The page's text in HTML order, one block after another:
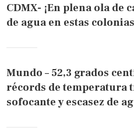
CDMX- ¡En plena ola de
de agua en estas
Mundo – 52,3 grados
récords de temperatura
sofocante y escasez de